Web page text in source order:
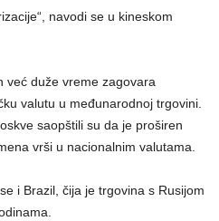
navodi se u kineskom
već duže vreme zagovara
valutu u međunarodnoj trgovini.
saopštili su da je proširen
vrši u nacionalnim valutama.
i Brazil, čija je trgovina s Rusijom